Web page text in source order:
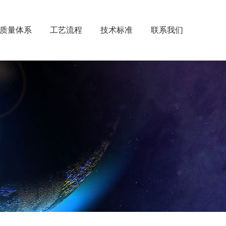
质量体系 工艺流程 技术标准 联系我们